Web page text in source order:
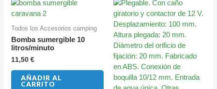
Todos los Accesorios camping
Bomba sumergible 10
litros/minuto
11,50€
AÑADIR AL
CARRITO